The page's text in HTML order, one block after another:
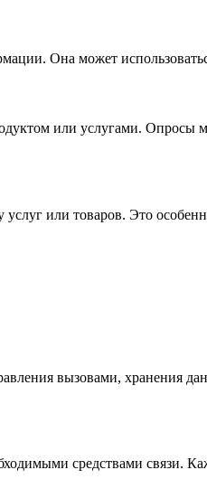
Она может
или услугами. Опросы
или товаров. Это
вызовами, хранения
средствами связи.